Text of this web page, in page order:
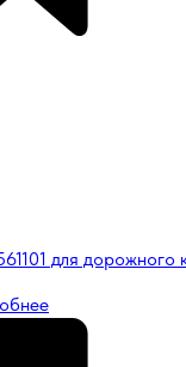
для дорожного